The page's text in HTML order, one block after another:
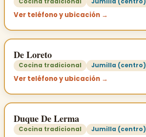
Ver teléfono y ubicación →
De Loreto
Cocina tradicional Jumilla (centro)
Ver teléfono y ubicación →
Duque De Lerma
Cocina tradicional Jumilla (centro)